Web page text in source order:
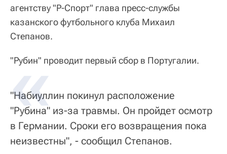
агентству "Р-Спорт" глава пресс-службы
казанского футбольного клуба Михаил
Степанов.
"Рубин" проводит первый сбор в Португалии.
"Набиуллин покинул расположение
"Рубина" из-за травмы. Он пройдет осмотр
в Германии. Сроки его возвращения пока
неизвестны", - сообщил Степанов.